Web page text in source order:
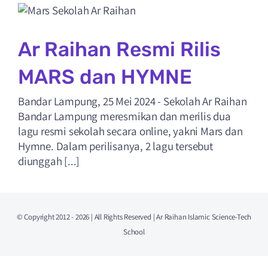
PPDB
Ar Raihan Resmi Rilis
MARS dan HYMNE
Bandar Lampung, 25 Mei 2024 - Sekolah Ar Raihan
Bandar Lampung meresmikan dan merilis dua
lagu resmi sekolah secara online, yakni Mars dan
Hymne. Dalam perilisanya, 2 lagu tersebut
diunggah [...]
© Copyright 2012 - 2026 | All Rights Reserved | Ar Raihan Islamic Science-Tech
School